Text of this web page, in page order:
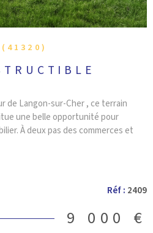
(41320)
de Langon-sur-Cher , ce terrain
une belle opportunité pour
À deux pas des commerces et
libre de constructeur vous permet
locatif. Contactez Villefranche
renseignements !
Réf : 2409
9 000 €